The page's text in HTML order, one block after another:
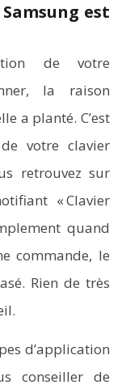
est
de votre
la raison
a planté. C’est
votre clavier
retrouvez sur
« Clavier
quand
commande, le
Rien de très
d’application
conseiller de